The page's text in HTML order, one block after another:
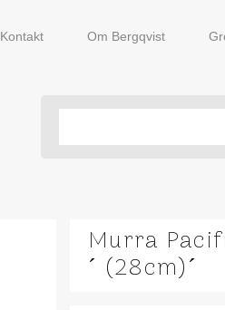
Kontakt Om Bergqvist
Murra
´ (28cm)´